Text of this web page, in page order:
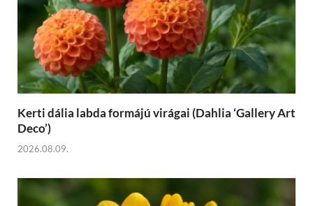
Kerti dália labda formájú virágai (Dahlia ‘Gallery Art
Deco’)
2026.08.09.